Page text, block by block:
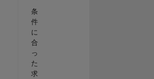
条
件
に
合
っ
た
求